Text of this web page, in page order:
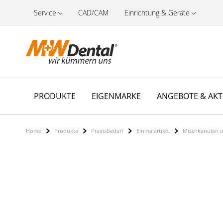
Service CAD/CAM Einrichtung & Geräte
PRODUKTE EIGENMARKE ANGEBOTE &
Home Produkte Praxisbedarf Einmalartikel Mischkanülen